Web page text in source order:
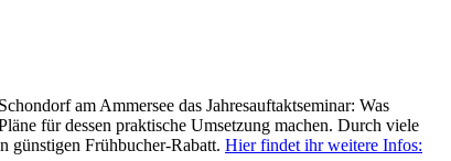
am Ammersee das Jahresauftaktseminar: Was
für dessen praktische Umsetzung machen. Durch viele
günstigen Frühbucher-Rabatt. Hier findet ihr weitere Infos: